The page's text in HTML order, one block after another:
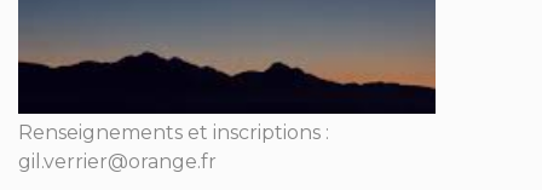
Renseignements et inscriptions :
gil.verrier@orange.fr